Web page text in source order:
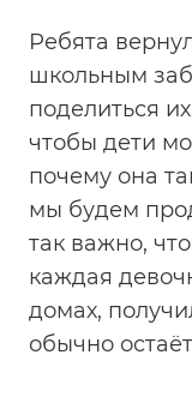
Ребята
школьным
поделиться
чтобы дети
почему она
мы будем
так важно,
каждая
домах,
обычно